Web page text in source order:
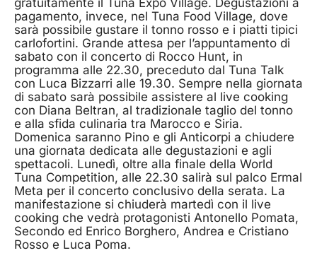
gratuitamente il Tuna Expo Village. Degustazioni a
pagamento, invece, nel Tuna Food Village, dove
sarà possibile gustare il tonno rosso e i piatti tipici
carlofortini. Grande attesa per l’appuntamento di
sabato con il concerto di Rocco Hunt, in
programma alle 22.30, preceduto dal Tuna Talk
con Luca Bizzarri alle 19.30. Sempre nella giornata
di sabato sarà possibile assistere al live cooking
con Diana Beltran, al tradizionale taglio del tonno
e alla sfida culinaria tra Marocco e Siria.
Domenica saranno Pino e gli Anticorpi a chiudere
una giornata dedicata alle degustazioni e agli
spettacoli. Lunedì, oltre alla finale della World
Tuna Competition, alle 22.30 salirà sul palco Ermal
Meta per il concerto conclusivo della serata. La
manifestazione si chiuderà martedì con il live
cooking che vedrà protagonisti Antonello Pomata,
Secondo ed Enrico Borghero, Andrea e Cristiano
Rosso e Luca Poma.